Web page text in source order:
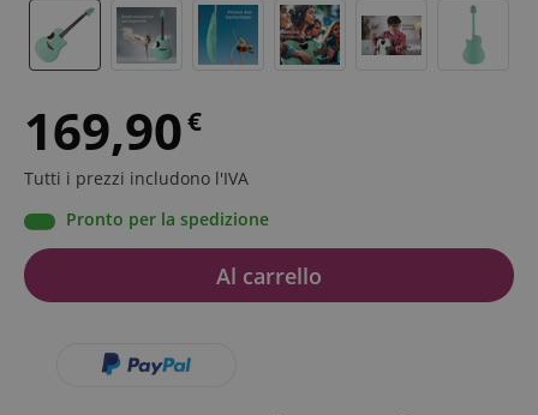
169,90€
Tutti i prezzi includono l'IVA
Pronto per la spedizione
Al carrello